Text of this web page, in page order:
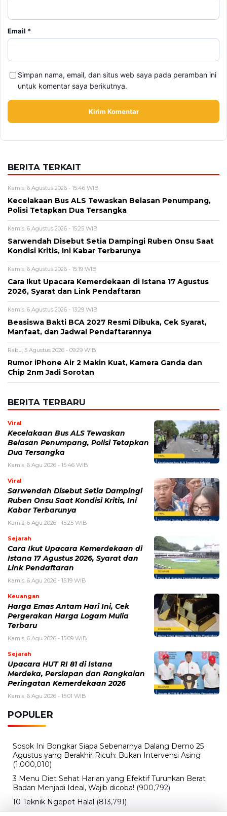
BERITA TERKAIT
Kecelakaan Bus ALS Tewaskan Belasan Penumpang,
Polisi Tetapkan Dua Tersangka
Cara Ikut Upacara Kemerdekaan di Istana 17 Agustus
2026, Syarat dan Link Pendaftaran
Beasiswa Bakti BCA 2027 Resmi Dibuka, Cek Syarat,
Manfaat, dan Jadwal Pendaftarannya
Rumor iPhone Air 2 Makin Kuat, Kamera Ganda dan
Chip 2nm Jadi Sorotan
BERITA TERBARU
Viral
Kecelakaan Bus ALS Tewaskan
Belasan Penumpang, Polisi Tetapkan
Dua Tersangka
Kamis, 6 Agu 2026 - 15:46 WIB
Sarwendah Disebut Setia Dampingi
Ruben Onsu Saat Kondisi Kritis, Ini
Kabar Terbarunya
Kamis, 6 Agu 2026 - 15:25 WIB
Sejarah
Cara Ikut Upacara Kemerdekaan di
Istana 17 Agustus 2026, Syarat dan
Link Pendaftaran
Kamis, 6 Agu 2026 - 15:19 WIB
Keuangan
Harga Emas Antam Hari Ini, Cek
Pergerakan Harga Logam Mulia
Terbaru
Kamis, 6 Agu 2026 - 15:09 WIB
Sejarah
Upacara HUT RI 81 di Istana
Merdeka, Persiapan dan Rangkaian
Kamis, 6 Agu 2026 - 15:01 WIB
POPULER
Sosok Ini Bongkar Siapa Sebenarnya Dalang Demo 25
Agustus yang Berakhir Ricuh: Bukan Intervensi Asing
(1,000,010)
3 Menu Diet Sehat Harian yang Efektif Turunkan Berat
Badan Menjadi Ideal, Wajib dicoba!
(900,792)
10 Teknik Ngepet Halal
Cara Download dan Install Bios AetherSX2 PS2
(602,417)
Super Show 10 Jakarta 2025: Cek Perkiraan Harga Tiket
Konser Super Junior, ELF Wajib Tahu!
Link Private Server Luck x8 Fish It Roblox 1 bulan
Diadakan oleh Redaksiku.com: Event Langka dengan
Drop Rate yang Melejit (424,809)